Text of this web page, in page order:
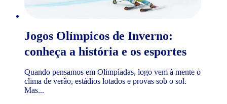
Jogos Olímpicos de Inverno:
conheça a história e os esportes
Quando pensamos em Olimpíadas, logo vem à mente o
clima de verão, estádios lotados e provas sob o sol.
Mas...